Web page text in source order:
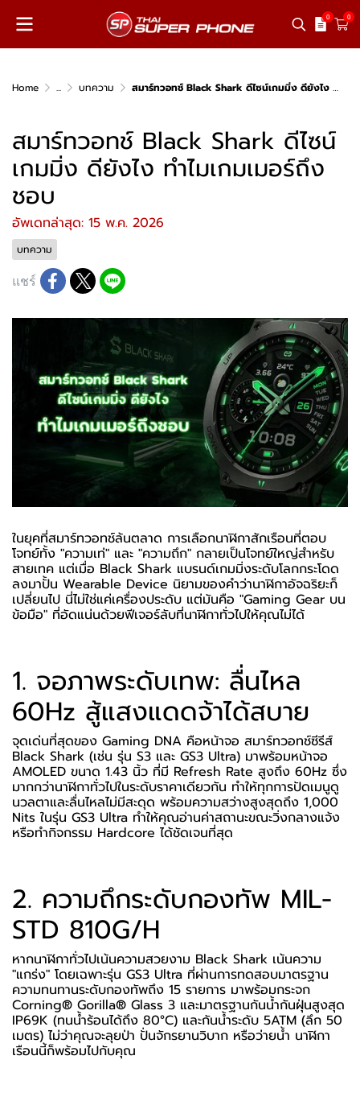
0 0
Home ... บทความ สมาร์ทวอทช์ Black Shark ดีไซน์เกมมิ่ง ดียังไง ทำไมเกมเมอร์ถึงชอบ
สมาร์ทวอทช์ Black Shark ดีไซน์
เกมมิ่ง ดียังไง ทำไมเกมเมอร์ถึง
ชอบ
อัพเดทล่าสุด: 15 พ.ค. 2026
บทความ
แชร์
ในยุคที่สมาร์ทวอทช์ล้นตลาด การเลือกนาฬิกาสักเรือนที่ตอบ
โจทย์ทั้ง "ความเท่" และ "ความถึก" กลายเป็นโจทย์ใหญ่สำหรับ
สายเทค แต่เมื่อ Black Shark แบรนด์เกมมิ่งระดับโลกกระโดด
ลงมาปั้น Wearable Device นิยามของคำว่านาฬิกาอัจฉริยะก็
เปลี่ยนไป นี่ไม่ใช่แค่เครื่องประดับ แต่มันคือ "Gaming Gear บน
ข้อมือ" ที่อัดแน่นด้วยฟีเจอร์ลับที่นาฬิกาทั่วไปให้คุณไม่ได้
1. จอภาพระดับเทพ: ลื่นไหล
60Hz สู้แสงแดดจ้าได้สบาย
จุดเด่นที่สุดของ Gaming DNA คือหน้าจอ สมาร์ทวอทช์ซีรีส์
Black Shark (เช่น รุ่น S3 และ GS3 Ultra) มาพร้อมหน้าจอ
AMOLED ขนาด 1.43 นิ้ว ที่มี Refresh Rate สูงถึง 60Hz ซึ่ง
มากกว่านาฬิกาทั่วไปในระดับราคาเดียวกัน ทำให้ทุกการปัดเมนูดู
นวลตาและลื่นไหลไม่มีสะดุด พร้อมความสว่างสูงสุดถึง 1,000
Nits ในรุ่น GS3 Ultra ทำให้คุณอ่านค่าสถานะขณะวิ่งกลางแจ้ง
หรือทำกิจกรรม Hardcore ได้ชัดเจนที่สุด
2. ความถึกระดับกองทัพ MIL-
STD 810G/H
หากนาฬิกาทั่วไปเน้นความสวยงาม Black Shark เน้นความ
"แกร่ง" โดยเฉพาะรุ่น GS3 Ultra ที่ผ่านการทดสอบมาตรฐาน
ความทนทานระดับกองทัพถึง 15 รายการ มาพร้อมกระจก
Corning® Gorilla® Glass 3 และมาตรฐานกันน้ำกันฝุ่นสูงสุด
IP69K (ทนน้ำร้อนได้ถึง 80°C) และกันน้ำระดับ 5ATM (ลึก 50
เมตร) ไม่ว่าคุณจะลุยป่า ปั่นจักรยานวิบาก หรือว่ายน้ำ นาฬิกา
เรือนนี้ก็พร้อมไปกับคุณ